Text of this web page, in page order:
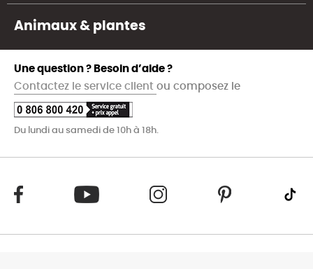
Animaux & plantes
Une question ? Besoin d’aide ?
Contactez le service client ou composez le
Du lundi au samedi de 10h à 18h.